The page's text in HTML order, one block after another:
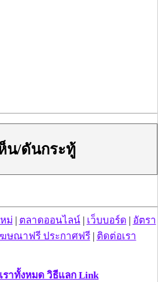
ๆน/ดันกระทู้
ม่ | ตลาดออนไลน์| เว็บบอร์ด | อัตรา
ฆษณาฟรี ประกาศฟรี| ติดต่อเรา
ราทั้งหมด วิธีแลก Link